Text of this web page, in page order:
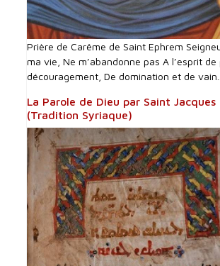
Prière de Carême de Saint Ephrem
ma vie, Ne m’abandonne pas A l’esprit
découragement, De domination et de vain...
La Parole de Dieu par Saint Jacques
(Tradition Syriaque)